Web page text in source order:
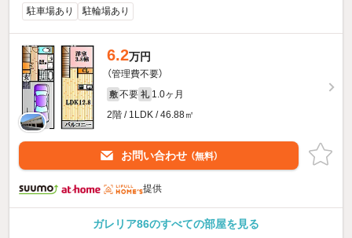
駐車場あり 駐輪場あり
6.2万円
（管理費不要）
敷 不要 礼 1.0ヶ月
2階 / 1LDK / 46.88㎡
お問い合わせ （無料）
提供
ガレリア86のすべての部屋を見る